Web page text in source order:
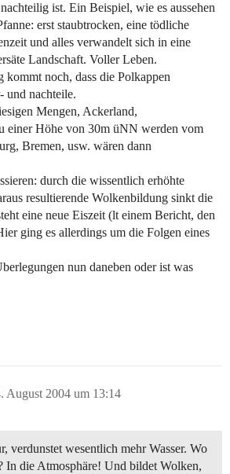
ist. Ein Beispiel, wie es aussehen
erst staubtrocken, eine tödliche
und alles verwandelt sich in eine
Landschaft. Voller Leben.
kommt noch, dass die Polkappen
und nachteile.
Mengen, Ackerland,
einer Höhe von 30m üNN werden vom
Bremen, usw. wären dann
durch die wissentlich erhöhte
resultierende Wolkenbildung sinkt die
eine neue Eiszeit (lt einem Bericht, den
ging es allerdings um die Folgen eines
nun daneben oder ist was
August 2004 um 13:14
verdunstet wesentlich mehr Wasser. Wo
In die Atmosphäre! Und bildet Wolken,